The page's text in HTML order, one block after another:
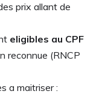
prix allant de
eligibles au CPF
reconnue (RNCP
a maitriser :